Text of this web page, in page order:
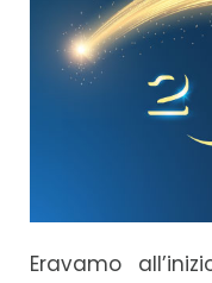
Eravamo